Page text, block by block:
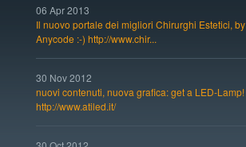
06 Apr 2013
Il nuovo portale dei migliori Chirurghi Estetici, by
Anycode :-) http://www.chir...
30 Nov 2012
nuovi contenuti, nuova grafica: get a LED-Lamp!
http://www.atiled.it/